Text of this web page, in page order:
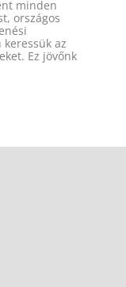
minden
országos
az
Ez jövőnk